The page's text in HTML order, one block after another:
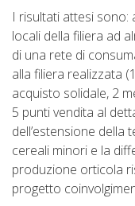
I risultati attesi
locali della filiera ad
di una rete di
alla filiera realizzata
acquisto solidale, 2
5 punti vendita al
dell’estensione della
cereali minori e la
produzione orticola
progetto